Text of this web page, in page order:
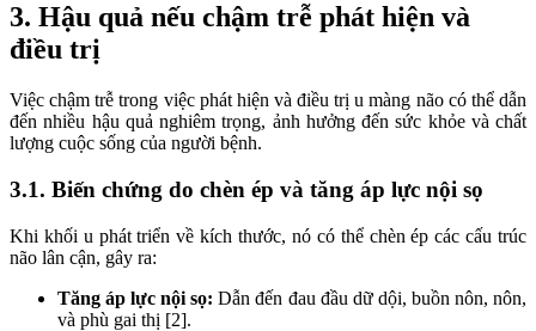
3. Hậu quả nếu chậm trễ phát hiện và
điều trị
Việc chậm trễ trong việc phát hiện và điều trị u màng não có thể dẫn
đến nhiều hậu quả nghiêm trọng, ảnh hưởng đến sức khỏe và chất
lượng cuộc sống của người bệnh.
3.1. Biến chứng do chèn ép và tăng áp lực nội sọ
Khi khối u phát triển về kích thước, nó có thể chèn ép các cấu trúc
não lân cận, gây ra:
Tăng áp lực nội sọ: Dẫn đến đau đầu dữ dội, buồn nôn, nôn,
và phù gai thị [2].